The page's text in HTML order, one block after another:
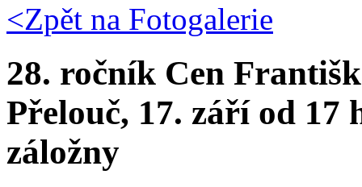
<Zpět na Fotogalerie
28. ročník Cen
Přelouč, 17. září od 17
záložny